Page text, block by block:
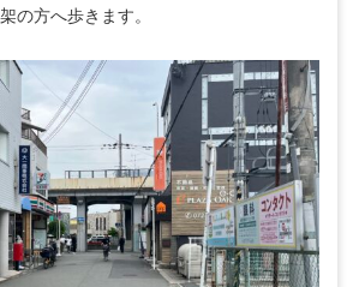
の方へ歩きます。